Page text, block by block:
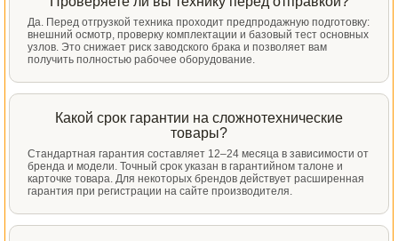
Да. Перед отгрузкой техника проходит предпродажную подготовку:
внешний осмотр, проверку комплектации и базовый тест основных
узлов. Это снижает риск заводского брака и позволяет вам
получить полностью рабочее оборудование.
Какой срок гарантии на сложнотехнические
товары?
Стандартная гарантия составляет 12–24 месяца в зависимости от
бренда и модели. Точный срок указан в гарантийном талоне и
карточке товара. Для некоторых брендов действует расширенная
гарантия при регистрации на сайте производителя.